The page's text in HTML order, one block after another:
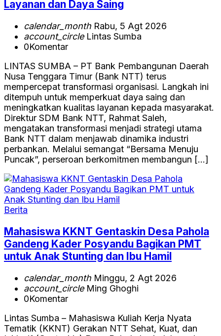
Layanan dan Daya Saing
calendar_month Rabu, 5 Agt 2026
account_circleLintas Sumba
0Komentar
LINTAS SUMBA – PT Bank Pembangunan Daerah
Nusa Tenggara Timur (Bank NTT) terus
mempercepat transformasi organisasi. Langkah ini
ditempuh untuk memperkuat daya saing dan
meningkatkan kualitas layanan kepada masyarakat.
Direktur SDM Bank NTT, Rahmat Saleh,
mengatakan transformasi menjadi strategi utama
Bank NTT dalam menjawab dinamika industri
perbankan. Melalui semangat “Bersama Menuju
Puncak”, perseroan berkomitmen membangun […]
Berita
Mahasiswa KKNT Gentaskin Desa Pahola
Gandeng Kader Posyandu Bagikan PMT
untuk Anak Stunting dan Ibu Hamil
calendar_month Minggu, 2 Agt 2026
account_circleMing Ghoghi
0Komentar
Lintas Sumba – Mahasiswa Kuliah Kerja Nyata
Tematik (KKNT) Gerakan NTT Sehat, Kuat, dan